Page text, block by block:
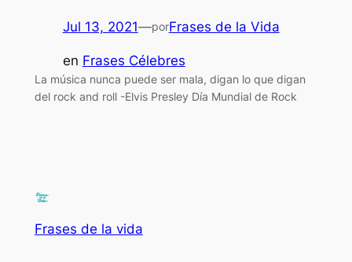
Jul 13, 2021—porFrases de la Vida
en Frases Célebres
La música nunca puede ser mala, digan lo que digan
del rock and roll -Elvis Presley Día Mundial de Rock
Frases de la vida